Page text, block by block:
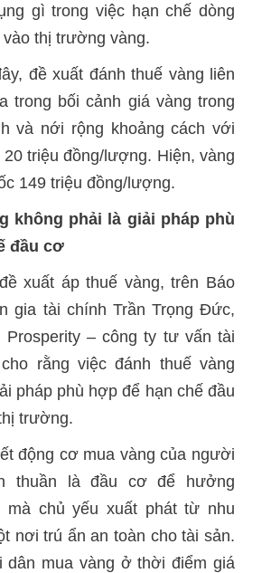
gì trong việc hạn chế dòng
thị trường vàng.
đề xuất đánh thuế vàng liên
trong bối cảnh giá vàng trong
và nới rộng khoảng cách với
triệu đồng/lượng. Hiện, vàng
149 triệu đồng/lượng.
không phải là giải pháp phù
đầu cơ
xuất áp thuế vàng, trên Báo
gia tài chính Trần Trọng Đức,
Prosperity – công ty tư vấn tài
rằng việc đánh thuế vàng
pháp phù hợp để hạn chế đầu
trường.
động cơ mua vàng của người
thuần là đầu cơ để hưởng
mà chủ yếu xuất phát từ nhu
nơi trú ẩn an toàn cho tài sản.
dân mua vàng ở thời điểm giá